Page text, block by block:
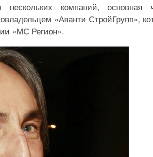
компаний, основная
«Аванти СтройГрупп»,
«МС Регион».